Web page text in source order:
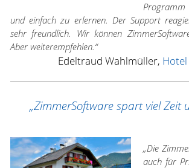
und einfach zu erlernen. Der Support
sehr freundlich. Wir können
Aber weiterempfehlen.“
Edeltraud Wahlmüller,
„ZimmerSoftware spart viel Zeit
„Die
auch für